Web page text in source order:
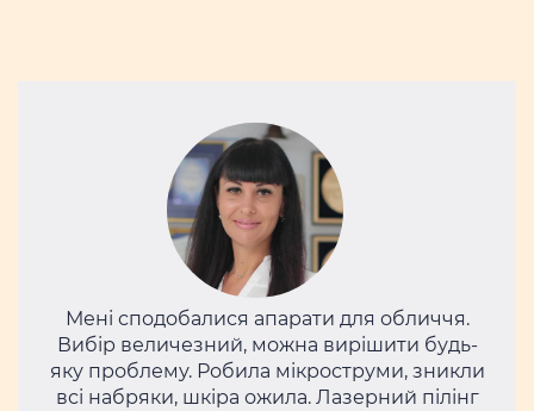
Мені сподобалися апарати для обличчя.
Вибір величезний, можна вирішити будь-
яку проблему. Робила мікроструми, зникли
всі набряки, шкіра ожила. Лазерний пілінг